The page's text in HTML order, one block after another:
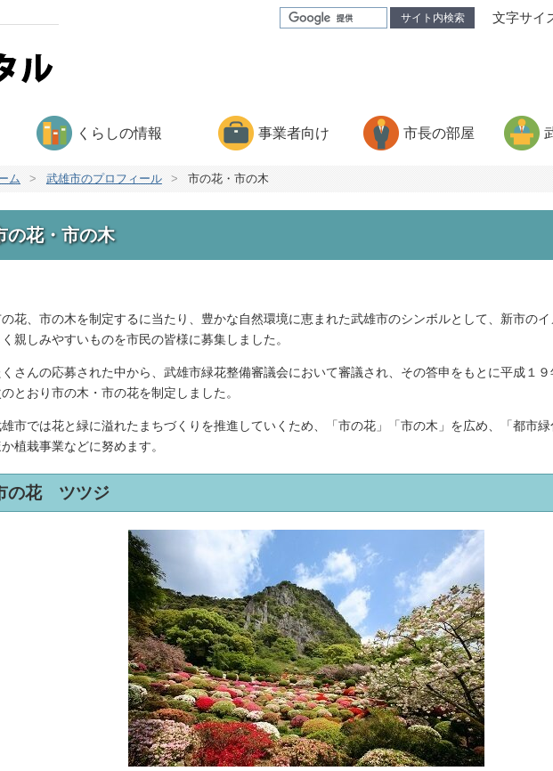
サイト内検索 文字サイ
くらしの情報 事業者向け 市長の部屋
ム > 武雄市のプロフィール > 市の花・市の木
の花・市の木
花、市の木を制定するに当たり、豊かな自然環境に恵まれた武雄市のシンボルとして、新市のイ
親しみやすいものを市民の皆様に募集しました。
さんの応募された中から、武雄市緑花整備審議会において審議され、その答申をもとに平成１９
とおり市の木・市の花を制定しました。
市では花と緑に溢れたまちづくりを推進していくため、「市の花」「市の木」を広め、「都市緑
植栽事業などに努めます。
の花 ツツジ